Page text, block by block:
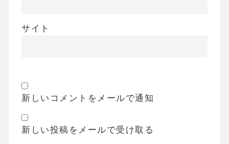
サイト
新しいコメントをメールで通知
新しい投稿をメールで受け取る